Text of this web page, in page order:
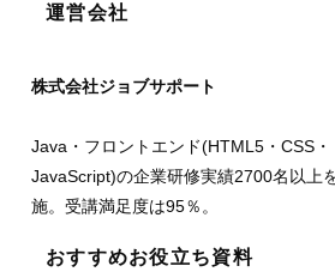
運営会社
株式会社ジョブサポート
Java・フロントエンド(HTML5・CSS・
JavaScript)の企業研修実績2700名以上
施。受講満足度は95％。
おすすめお役立ち資料